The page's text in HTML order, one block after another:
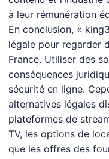
à leur rémunération
En conclusion, «
légale pour regarder
France. Utiliser des
conséquences
sécurité en ligne.
alternatives légales
plateformes de
TV, les options de
que les offres des